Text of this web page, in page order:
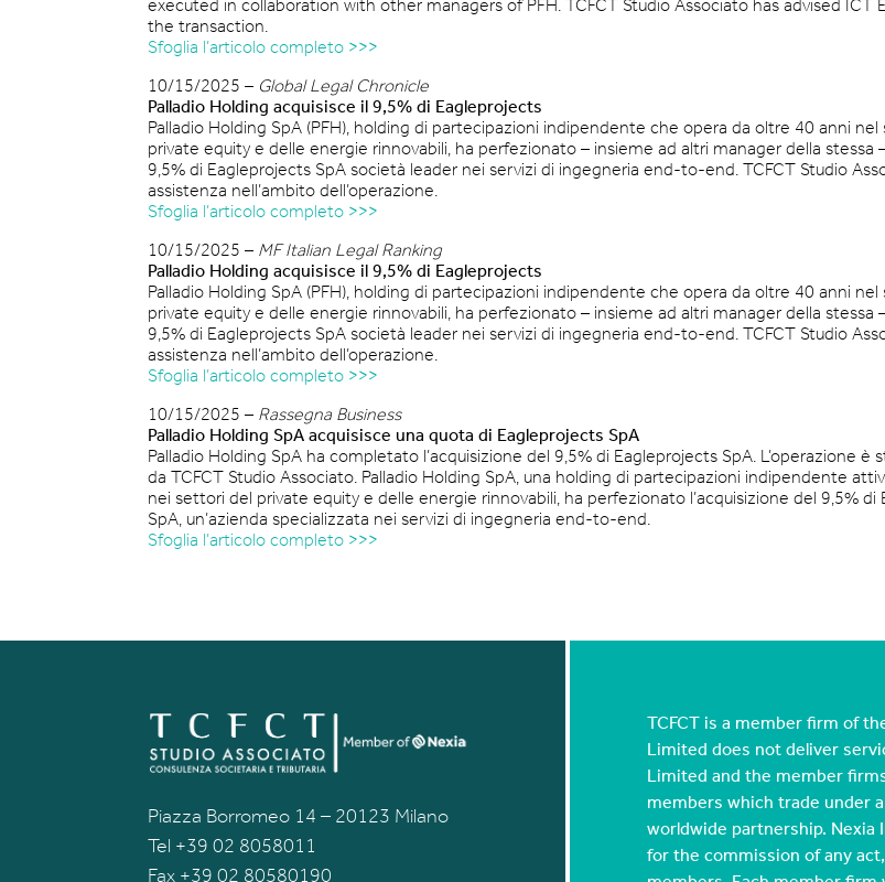
executed in collaboration with other managers of PFH. TCFCT Studio Associato has advised ICT
the transaction.
Sfoglia l’articolo completo >>>
10/15/2025 – Global Legal Chronicle
Palladio Holding acquisisce il 9,5% di Eagleprojects
Palladio Holding SpA (PFH), holding di partecipazioni indipendente che opera da oltre 40 anni
private equity e delle energie rinnovabili, ha perfezionato – insieme ad altri manager della stessa
9,5% di Eagleprojects SpA società leader nei servizi di ingegneria end-to-end. TCFCT Studio
assistenza nell’ambito dell’operazione.
Sfoglia l’articolo completo >>>
10/15/2025 – MF Italian Legal Ranking
Palladio Holding acquisisce il 9,5% di Eagleprojects
Palladio Holding SpA (PFH), holding di partecipazioni indipendente che opera da oltre 40 anni
private equity e delle energie rinnovabili, ha perfezionato – insieme ad altri manager della stessa
9,5% di Eagleprojects SpA società leader nei servizi di ingegneria end-to-end. TCFCT Studio
assistenza nell’ambito dell’operazione.
Sfoglia l’articolo completo >>>
10/15/2025 – Rassegna Business
Palladio Holding SpA acquisisce una quota di Eagleprojects SpA
Palladio Holding SpA ha completato l’acquisizione del 9,5% di Eagleprojects SpA. L’operazione è
da TCFCT Studio Associato. Palladio Holding SpA, una holding di partecipazioni indipendente
nei settori del private equity e delle energie rinnovabili, ha perfezionato l’acquisizione del 9,5% di
SpA, un’azienda specializzata nei servizi di ingegneria end-to-end.
Sfoglia l’articolo completo >>>
Piazza Borromeo 14 – 20123 Milano
Tel +39 02 8058011
TCFCT is a member firm of
Limited does not deliver
Limited and the member
members which trade under
worldwide partnership. Nexia
for the commission of any